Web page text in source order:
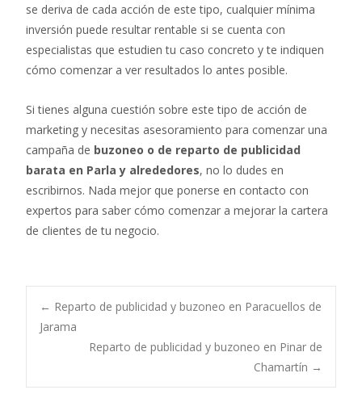
se deriva de cada acción de este tipo, cualquier mínima
inversión puede resultar rentable si se cuenta con
especialistas que estudien tu caso concreto y te indiquen
cómo comenzar a ver resultados lo antes posible.
Si tienes alguna cuestión sobre este tipo de acción de
marketing y necesitas asesoramiento para comenzar una
campaña de buzoneo o de reparto de publicidad
barata en Parla y alrededores, no lo dudes en
escribirnos. Nada mejor que ponerse en contacto con
expertos para saber cómo comenzar a mejorar la cartera
de clientes de tu negocio.
Post
navigation
← Reparto de publicidad y buzoneo en Paracuellos de
Jarama
Reparto de publicidad y buzoneo en Pinar de
Chamartín →